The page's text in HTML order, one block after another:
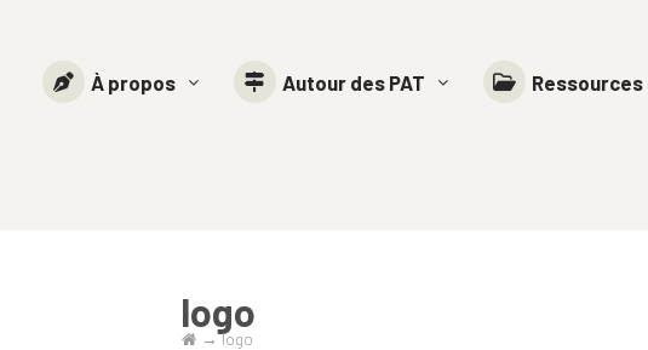
À propos Autour des PAT Ressources
logo
→logo